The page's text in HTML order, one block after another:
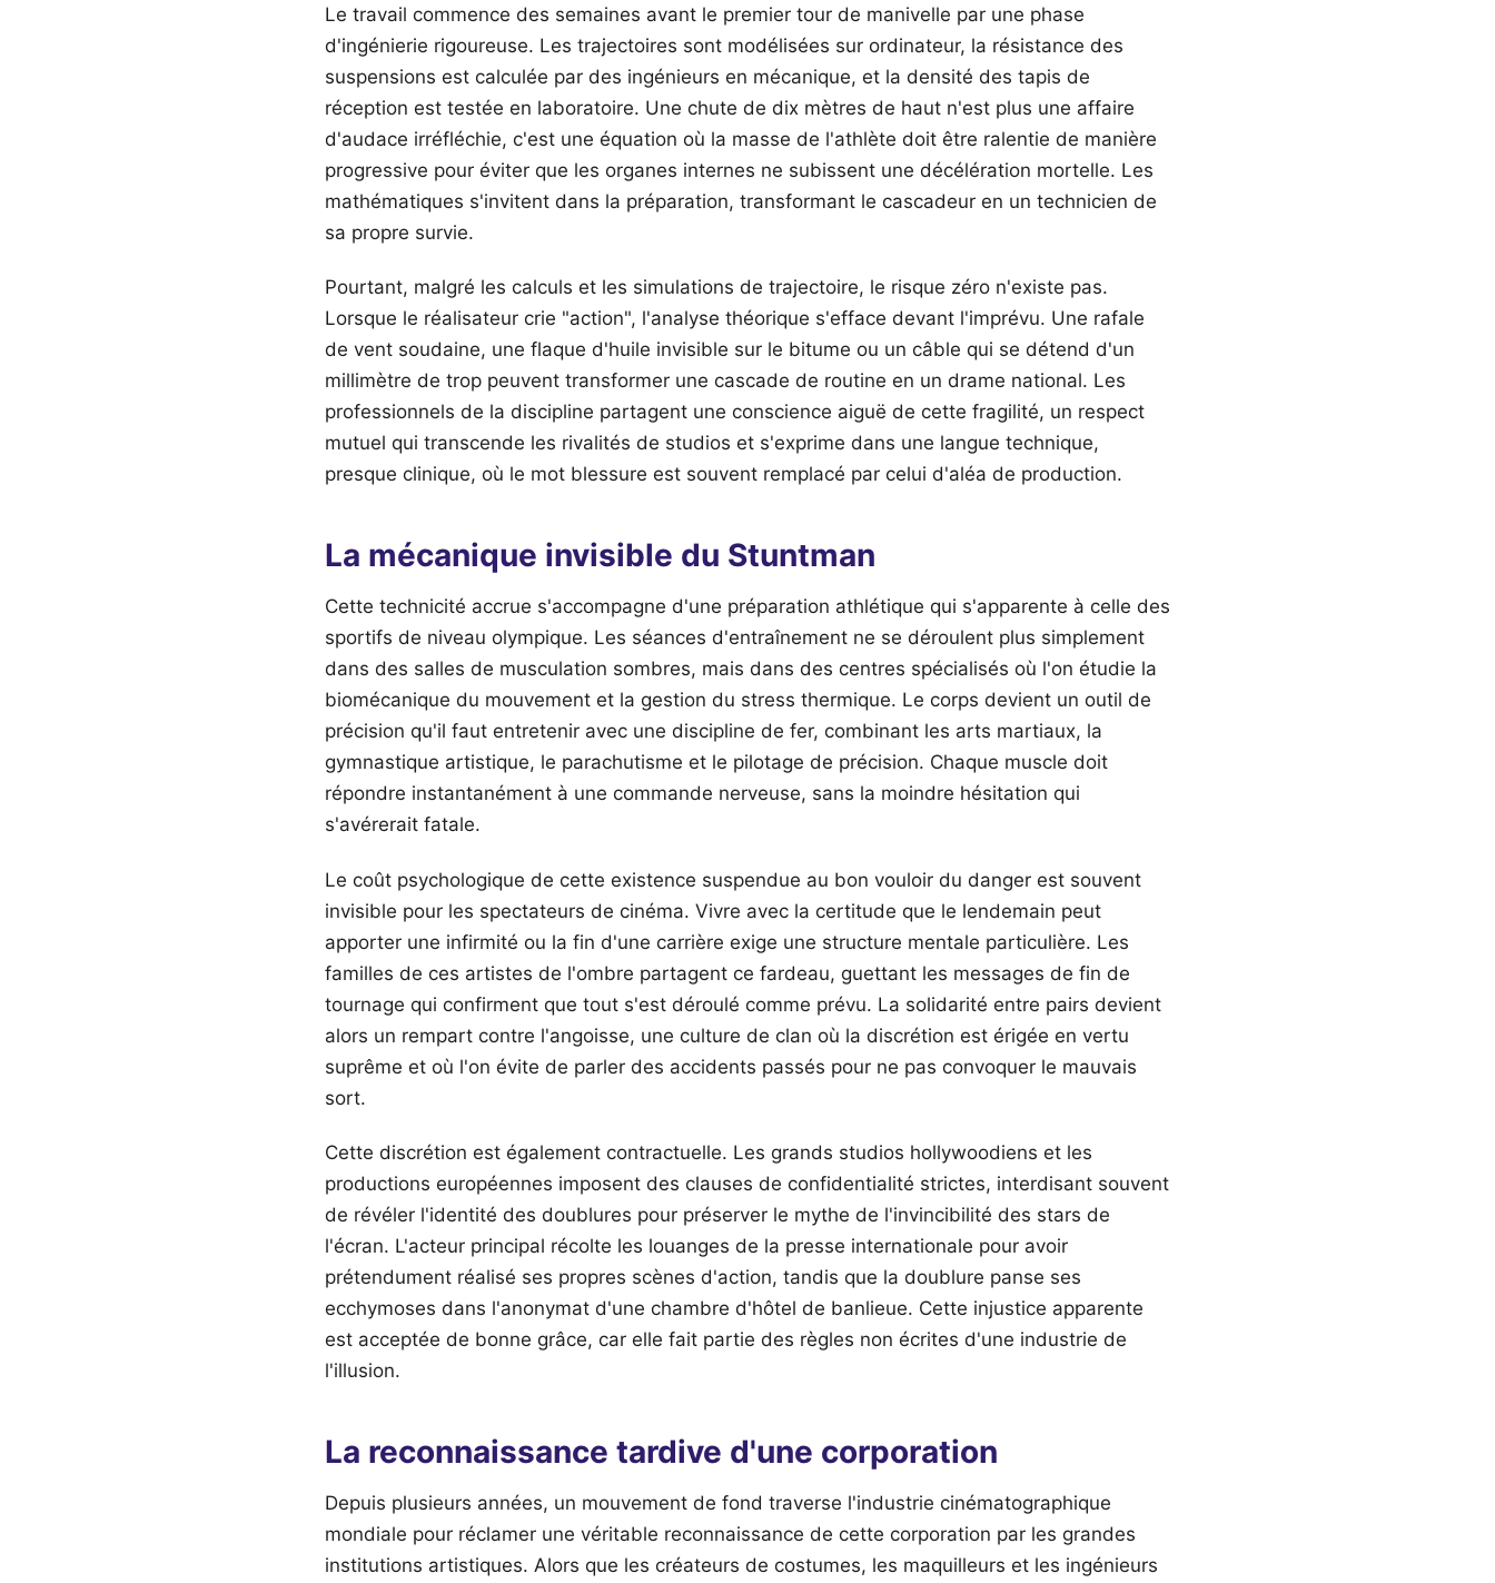
Le travail commence des semaines avant le premier tour de manivelle par une phase
d'ingénierie rigoureuse. Les trajectoires sont modélisées sur ordinateur, la résistance des
suspensions est calculée par des ingénieurs en mécanique, et la densité des tapis de
réception est testée en laboratoire. Une chute de dix mètres de haut n'est plus une affaire
d'audace irréfléchie, c'est une équation où la masse de l'athlète doit être ralentie de manière
progressive pour éviter que les organes internes ne subissent une décélération mortelle. Les
mathématiques s'invitent dans la préparation, transformant le cascadeur en un technicien de
sa propre survie.
Pourtant, malgré les calculs et les simulations de trajectoire, le risque zéro n'existe pas.
Lorsque le réalisateur crie "action", l'analyse théorique s'efface devant l'imprévu. Une rafale
de vent soudaine, une flaque d'huile invisible sur le bitume ou un câble qui se détend d'un
millimètre de trop peuvent transformer une cascade de routine en un drame national. Les
professionnels de la discipline partagent une conscience aiguë de cette fragilité, un respect
mutuel qui transcende les rivalités de studios et s'exprime dans une langue technique,
presque clinique, où le mot blessure est souvent remplacé par celui d'aléa de production.
La mécanique invisible du Stuntman
Cette technicité accrue s'accompagne d'une préparation athlétique qui s'apparente à celle des
sportifs de niveau olympique. Les séances d'entraînement ne se déroulent plus simplement
dans des salles de musculation sombres, mais dans des centres spécialisés où l'on étudie la
biomécanique du mouvement et la gestion du stress thermique. Le corps devient un outil de
précision qu'il faut entretenir avec une discipline de fer, combinant les arts martiaux, la
gymnastique artistique, le parachutisme et le pilotage de précision. Chaque muscle doit
répondre instantanément à une commande nerveuse, sans la moindre hésitation qui
s'avérerait fatale.
Le coût psychologique de cette existence suspendue au bon vouloir du danger est souvent
invisible pour les spectateurs de cinéma. Vivre avec la certitude que le lendemain peut
apporter une infirmité ou la fin d'une carrière exige une structure mentale particulière. Les
familles de ces artistes de l'ombre partagent ce fardeau, guettant les messages de fin de
tournage qui confirment que tout s'est déroulé comme prévu. La solidarité entre pairs devient
alors un rempart contre l'angoisse, une culture de clan où la discrétion est érigée en vertu
suprême et où l'on évite de parler des accidents passés pour ne pas convoquer le mauvais
sort.
Cette discrétion est également contractuelle. Les grands studios hollywoodiens et les
productions européennes imposent des clauses de confidentialité strictes, interdisant souvent
de révéler l'identité des doublures pour préserver le mythe de l'invincibilité des stars de
l'écran. L'acteur principal récolte les louanges de la presse internationale pour avoir
prétendument réalisé ses propres scènes d'action, tandis que la doublure panse ses
ecchymoses dans l'anonymat d'une chambre d'hôtel de banlieue. Cette injustice apparente
est acceptée de bonne grâce, car elle fait partie des règles non écrites d'une industrie de
l'illusion.
La reconnaissance tardive d'une corporation
Depuis plusieurs années, un mouvement de fond traverse l'industrie cinématographique
mondiale pour réclamer une véritable reconnaissance de cette corporation par les grandes
institutions artistiques. Alors que les créateurs de costumes, les maquilleurs et les ingénieurs